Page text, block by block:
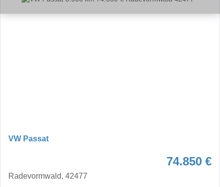
VW Passat
74.850 €
Radevormwald, 42477